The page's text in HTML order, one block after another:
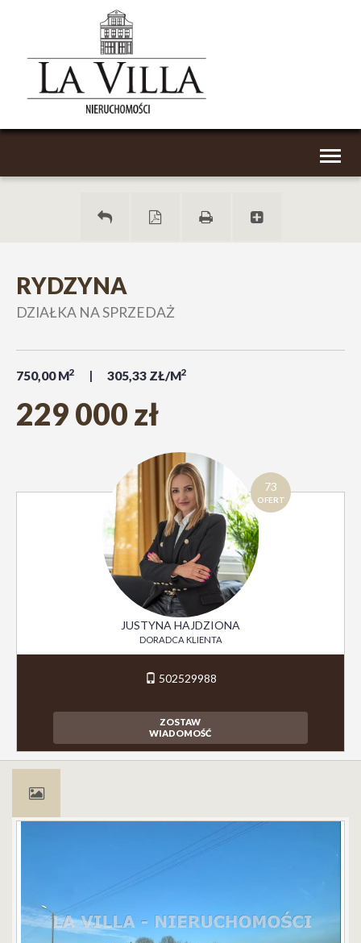
RYDZYNA
DZIAŁKA NA SPRZEDAŻ
750,00 M2 305,33 ZŁ/M2
229 000 zł
73
OFERT
JUSTYNA HAJDZIONA
DORADCA KLIENTA
502529988
ZOSTAW
WIADOMOŚĆ